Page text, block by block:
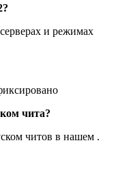
и режимах
чита?
читов в нашем .